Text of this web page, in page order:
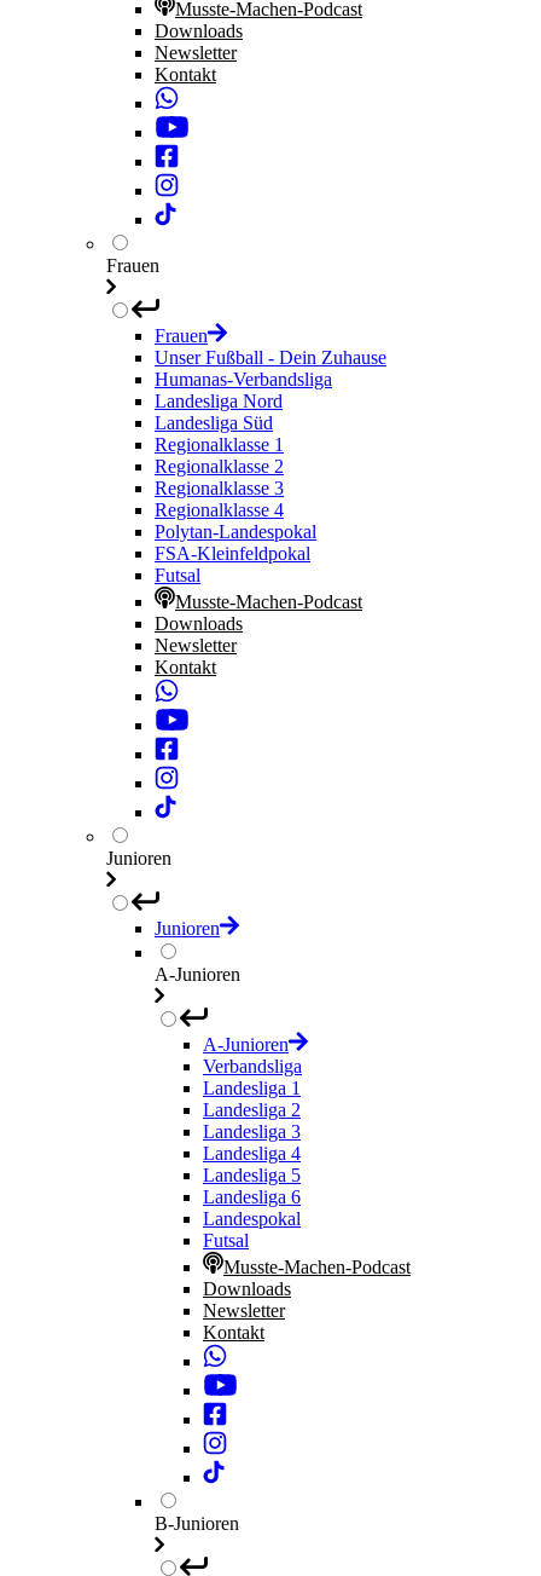
Musste-Machen-Podcast
Downloads
Newsletter
Kontakt
Frauen
Frauen
Unser Fußball - Dein Zuhause
Humanas-Verbandsliga
Landesliga Nord
Landesliga Süd
Regionalklasse 1
Regionalklasse 2
Regionalklasse 3
Regionalklasse 4
Polytan-Landespokal
FSA-Kleinfeldpokal
Futsal
Musste-Machen-Podcast
Downloads
Newsletter
Kontakt
Junioren
Junioren
A-Junioren
A-Junioren
Verbandsliga
Landesliga 1
Landesliga 2
Landesliga 3
Landesliga 4
Landesliga 5
Landesliga 6
Landespokal
Futsal
Musste-Machen-Podcast
Downloads
Newsletter
Kontakt
B-Junioren